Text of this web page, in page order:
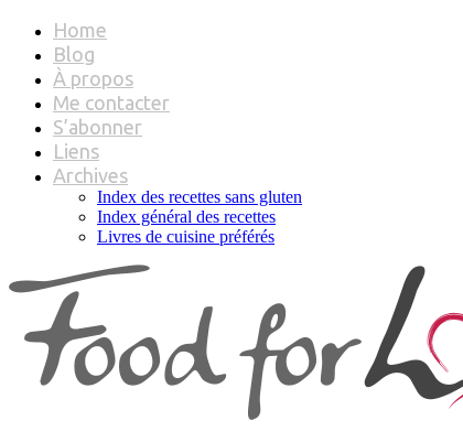
Home
Blog
À propos
Me contacter
S’abonner
Liens
Archives
Index des recettes sans gluten
Index général des recettes
Livres de cuisine préférés